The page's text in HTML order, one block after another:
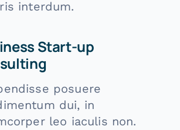
interdum.
Start-up
posuere
dui, in
leo iaculis non.